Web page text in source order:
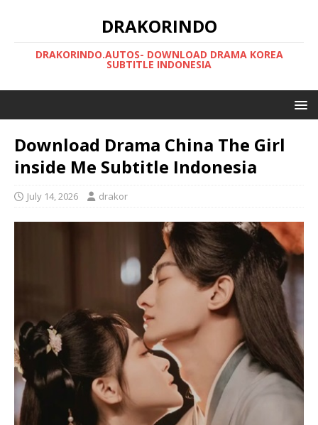
DRAKORINDO
DRAKORINDO.AUTOS- DOWNLOAD DRAMA KOREA
SUBTITLE INDONESIA
Download Drama China The Girl
inside Me Subtitle Indonesia
July 14, 2026 drakor